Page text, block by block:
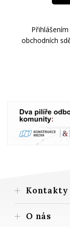
obchodních
Kontakty
O nás